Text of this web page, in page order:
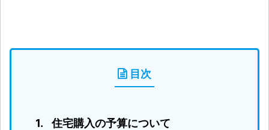
目次
住宅購入の予算について